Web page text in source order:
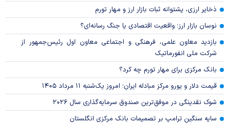
ذخایر ارزی، پشتوانه ثبات بازار ارز و مهار تورم
نوسان بازار ارز؛ واقعیت اقتصادی یا جنگ رسانه‌ای؟
بازدید معاون علمی، فرهنگی و اجتماعی معاون اول رئیس‌جمهور از
شرکت ملی انفورماتیک
بانک مرکزی برای مهار تورم چه کرد؟
قیمت دلار و یورو مرکز مبادله ایران؛ امروز یک‌شنبه ۱۱ مرداد ۱۴۰۵
شوک نقدینگی در موفق‌ترین صندوق سرمایه‌گذاری سال ۲۰۲۶
سایه سنگین ترامپ بر تصمیمات بانک مرکزی انگلستان